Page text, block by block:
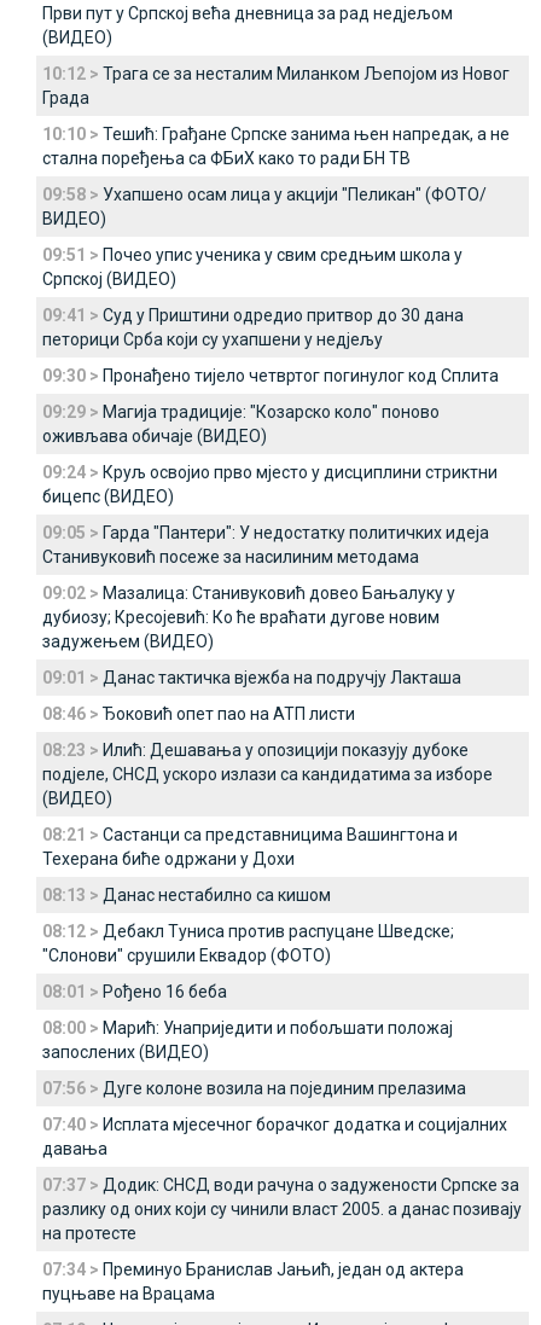
Први пут у Српској већа дневница за рад недјељом
(ВИДЕО)
10:12 > Трага се за несталим Миланком Љепојом из Новог
Града
10:10 > Тешић: Грађане Српске занима њен напредак, а не
стална поређења са ФБиХ како то ради БН ТВ
09:58 > Ухапшено осам лица у акцији "Пеликан" (ФОТО/
ВИДЕО)
09:51 > Почео упис ученика у свим средњим школа у
Српској (ВИДЕО)
09:41 > Суд у Приштини одредио притвор до 30 дана
петорици Срба који су ухапшени у недјељу
09:30 > Пронађено тијело четвртог погинулог код Сплита
09:29 > Магија традиције: "Козарско коло" поново
оживљава обичаје (ВИДЕО)
09:24 > Круљ освојио прво мјесто у дисциплини стриктни
бицепс (ВИДЕО)
09:05 > Гарда "Пантери": У недостатку политичких идеја
Станивуковић посеже за насилиним методама
09:02 > Мазалица: Станивуковић довео Бањалуку у
дубиозу; Кресојевић: Ко ће враћати дугове новим
задужењем (ВИДЕО)
09:01 > Данас тактичка вјежба на подручју Лакташа
08:46 > Ђоковић опет пао на АТП листи
08:23 > Илић: Дешавања у опозицији показују дубоке
подјеле, СНСД ускоро излази са кандидатима за изборе
(ВИДЕО)
08:21 > Састанци са представницима Вашингтона и
Техерана биће одржани у Дохи
08:13 > Данас нестабилно са кишом
08:12 > Дебакл Туниса против распуцане Шведске;
"Слонови" срушили Еквадор (ФОТО)
08:01 > Рођено 16 беба
08:00 > Марић: Унаприједити и побољшати положај
запослених (ВИДЕО)
07:56 > Дуге колоне возила на појединим прелазима
07:40 > Исплата мјесечног борачког додатка и социјалних
давања
07:37 > Додик: СНСД води рачуна о задужености Српске за
разлику од оних који су чинили власт 2005. а данас позивају
на протесте
07:34 > Преминуо Бранислав Јањић, један од актера
пуцњаве на Врацама